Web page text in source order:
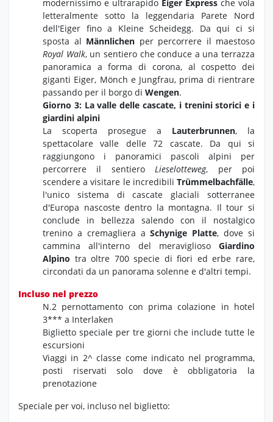
modernissimo e ultrarapido Eiger Express che vola
letteralmente sotto la leggendaria Parete Nord
dell'Eiger fino a Kleine Scheidegg. Da qui ci si
sposta al Männlichen per percorrere il maestoso
Royal Walk, un sentiero che conduce a una terrazza
panoramica a forma di corona, al cospetto dei
giganti Eiger, Mönch e Jungfrau, prima di rientrare
passando per il borgo di Wengen.
Giorno 3: La valle delle cascate, i trenini storici e i
giardini alpini
La scoperta prosegue a Lauterbrunnen, la
spettacolare valle delle 72 cascate. Da qui si
raggiungono i panoramici pascoli alpini per
percorrere il sentieroLieselotteweg, per poi
scendere a visitare le incredibili Trümmelbachfälle,
l'unico sistema di cascate glaciali sotterranee
d'Europa nascoste dentro la montagna. Il tour si
conclude in bellezza salendo con il nostalgico
trenino a cremagliera aSchynige Platte, dove si
cammina all'interno del meraviglioso Giardino
Alpino tra oltre 700 specie di fiori ed erbe rare,
circondati da un panorama solenne e d'altri tempi.
Incluso nel prezzo
N.2 pernottamento con prima colazione in hotel
3*** a Interlaken
Biglietto speciale per tre giorni che include tutte le
escursioni
Viaggi in 2^ classe come indicato nel programma,
posti riservati solo dove è obbligatoria la
prenotazione
Speciale per voi, incluso nel biglietto: